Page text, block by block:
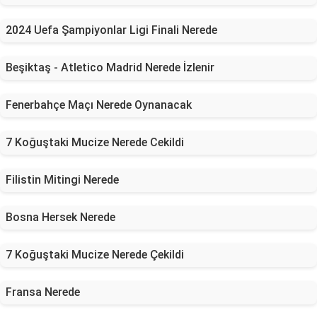
2024 Uefa Şampiyonlar Ligi Finali Nerede
Beşiktaş - Atletico Madrid Nerede İzlenir
Fenerbahçe Maçı Nerede Oynanacak
7 Koğuştaki Mucize Nerede Cekildi
Filistin Mitingi Nerede
Bosna Hersek Nerede
7 Koğuştaki Mucize Nerede Çekildi
Fransa Nerede